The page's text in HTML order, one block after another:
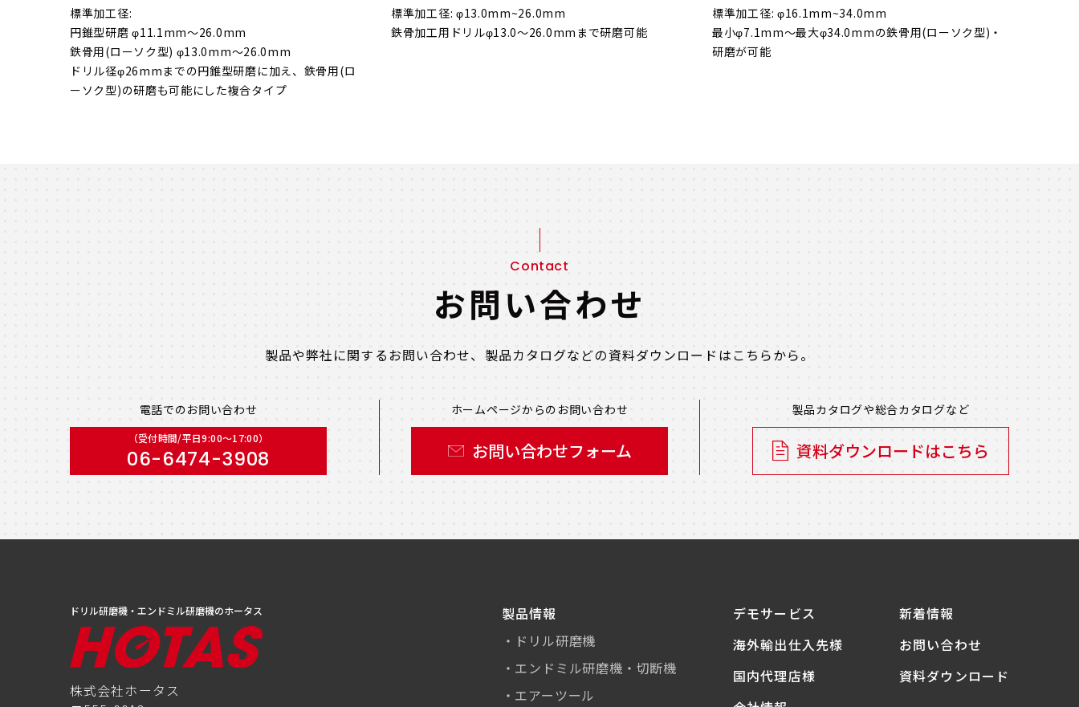
標準加工径:
円錐型研磨 φ11.1mm～26.0mm
鉄骨用(ローソク型) φ13.0mm～26.0mm
ドリル径φ26mmまでの円錐型研磨に加え、鉄骨用(ロ
ーソク型)の研磨も可能にした複合タイプ
標準加工径: φ13.0mm~26.0mm
鉄骨加工用ドリルφ13.0～26.0mmまで研磨可能
標準加工径: φ16.1mm~34.0mm
最小φ7.1mm～最大φ34.0mmの鉄骨用(ローソク型)・
研磨が可能
Contact
お問い合わせ
製品や弊社に関するお問い合わせ、 製品カタログなどの資料ダウンロードはこちらから。
電話でのお問い合わせ
（受付時間/平日9:00〜17:00）
06-6474-3908
ホームページからのお問い合わせ
お問い合わせフォーム
製品カタログや総合カタログなど
資料ダウンロードはこちら
ドリル研磨機・エンドミル研磨機のホータス
株式会社ホータス
製品情報
ドリル研磨機
エンドミル研磨機・切断機
エアーツール
デモサービス
海外輸出仕入先様
国内代理店様
新着情報
お問い合わせ
資料ダウンロード